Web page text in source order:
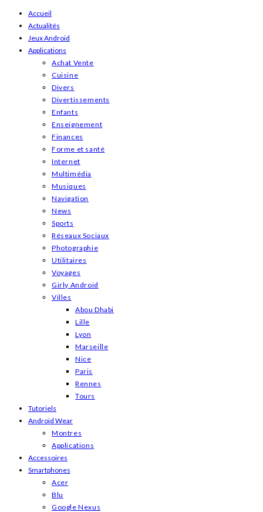
Skip
content
Accueil
Actualités
Jeux Android
Applications
Achat Vente
Cuisine
Divers
Divertissements
Enfants
Enseignement
Finances
Forme et santé
Internet
Multimédia
Musiques
Navigation
News
Sports
Réseaux Sociaux
Photographie
Utilitaires
Voyages
Girly Android
Villes
Abou Dhabi
Lille
Lyon
Marseille
Nice
Paris
Rennes
Tours
Tutoriels
Android Wear
Montres
Applications
Accessoires
Smartphones
Acer
Blu
Google Nexus